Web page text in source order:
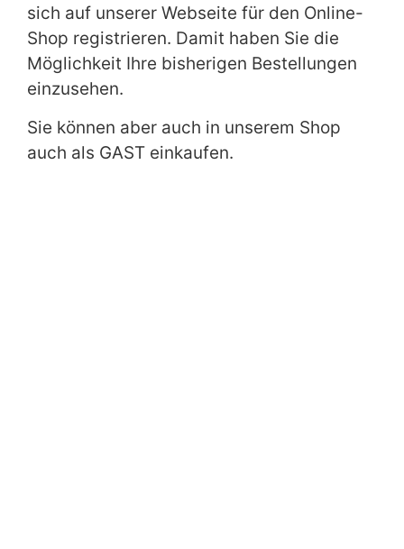
sich auf unserer Webseite für den Online-
Shop registrieren. Damit haben Sie die
Möglichkeit Ihre bisherigen Bestellungen
einzusehen.
Sie können aber auch in unserem Shop
auch als GAST einkaufen.